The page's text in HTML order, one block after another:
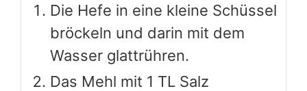
Die Hefe in eine kleine Schüssel
bröckeln und darin mit dem
Wasser glattrühren.
Das Mehl mit 1 TL Salz